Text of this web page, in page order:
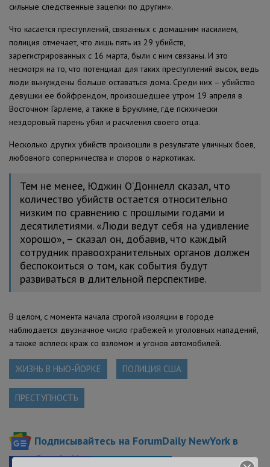
сильные следственные зацепки по другим».
Что касается преступлений, связанных с домашним насилием,
полиция отмечает, что лишь пять из 29 убийств,
зарегистрированных с 16 марта, были с ним связаны. И это
несмотря на то, что потенциал для таких преступлений высок, ведь
люди вынуждены больше оставаться дома. Среди них – убийство
девушки ее бойфрендом, произошедшее утром 19 апреля в
Восточном Гарлеме, а также в Бруклине, где психически
нездоровый парень убил и расчленил своего отца.
Несколько других убийств произошли в результате уличных боев,
любовного соперничества и споров о наркотиках.
Тем не менее, Юджин О’Доннелл сказал, что
количество убийств остается относительно
низким по сравнению с прошлыми годами и
десятилетиями. «Люди ведут себя на удивление
хорошо», – сказал он, добавив, что каждый
сотрудник правоохранительных органов должен
беспокоиться о том, как события будут
развиваться в длительной перспективе.
В целом, с момента начала строгой изоляции в городе
наблюдается двузначное число грабежей и уголовных нападений,
а также всплеск краж со взломом и угонов автомобилей.
ЖИЗНЬ В НЬЮ-ЙОРКЕ ПОЛИЦИЯ США
ПРЕСТУПНОСТЬ
Подписывайтесь на ForumDaily NewYork в
Google News
В закладки